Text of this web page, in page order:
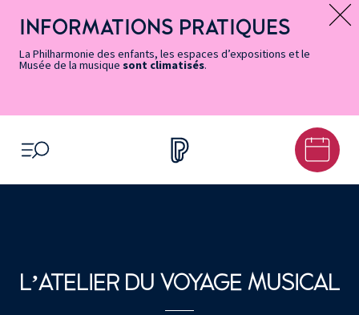
page
Accessibilité
accès
rapides
principal
contenu
principal
page
Message d’information
INFORMATIONS PRATIQUES
La Philharmonie des enfants, les espaces d’expositions et le
Musée de la musique sont climatisés.
OUVRIR LE MENU
L’ATELIER DU VOYAGE MUSICAL